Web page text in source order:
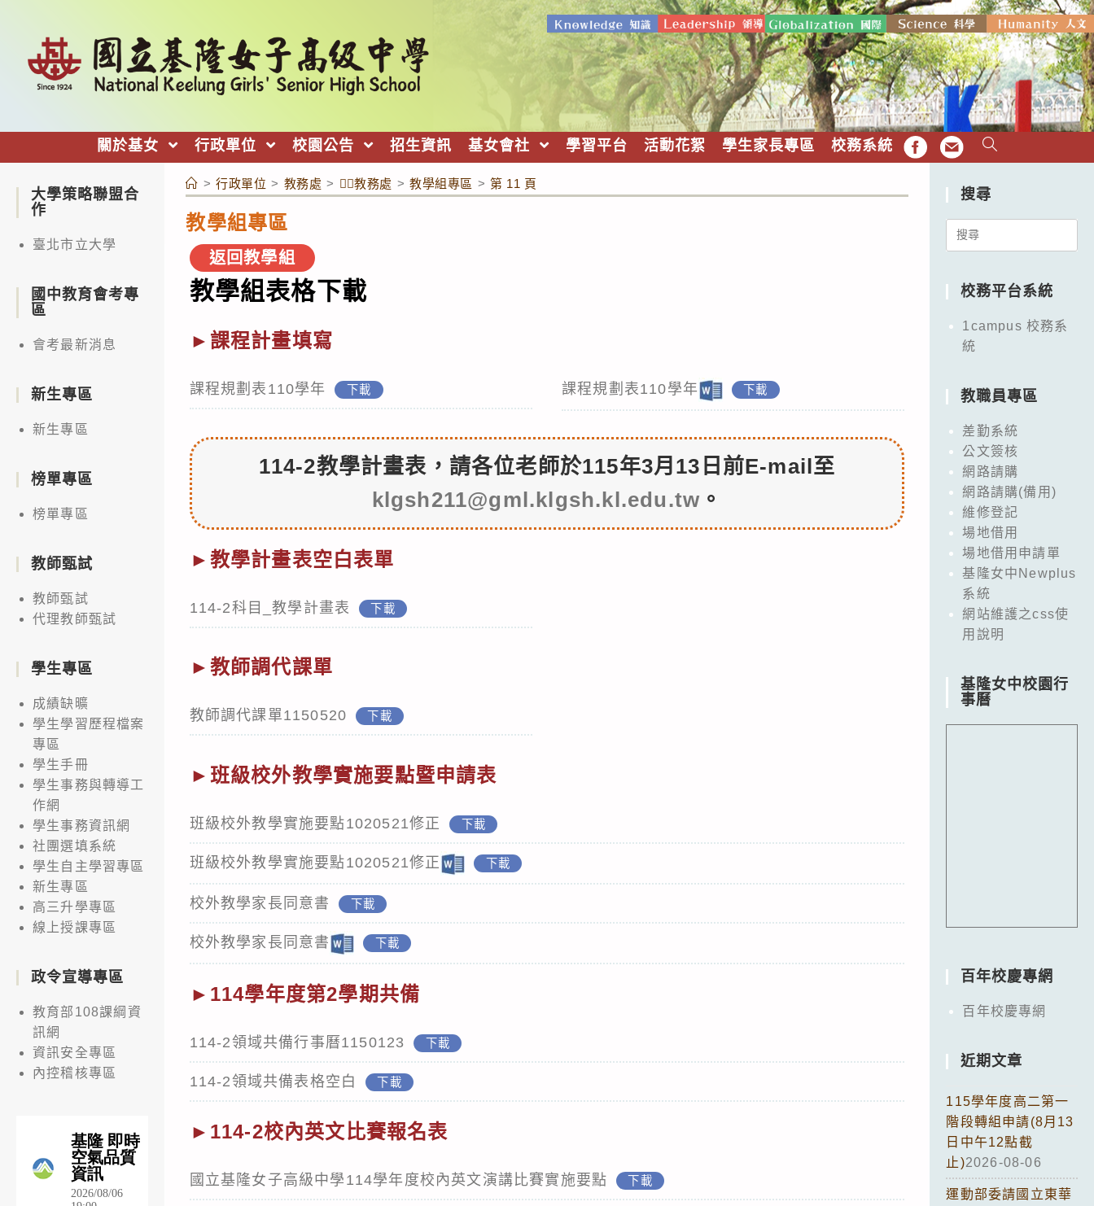
關於基女 行政單位 校園公告 招生資訊 基女會社 學習平台 活動花絮 學生家長專區 校務系統 FB EMAIL
教學組專區
> 行政單位 > 教務處 > 👉🏻教務處 > 教學組專區 > 第 11 頁
返回教學組
教學組表格下載
►課程計畫填寫
課程規劃表110學年 下載 課程規劃表110學年 下載
114-2教學計畫表，請各位老師於115年3月13日前E-mail至
klgsh211@gml.klgsh.kl.edu.tw 。
►教學計畫表空白表單
114-2科目_教學計畫表 下載
►教師調代課單
教師調代課單1150520 下載
►班級校外教學實施要點暨申請表
班級校外教學實施要點1020521修正 下載
班級校外教學實施要點1020521修正 下載
校外教學家長同意書 下載
校外教學家長同意書 下載
►114學年度第2學期共備
114-2領域共備行事曆1150123 下載
114-2領域共備表格空白 下載
►114-2校內英文比賽報名表
國立基隆女子高級中學114學年度校內英文演講比賽實施要點 下載
大學策略聯盟合
作
臺北市立大學
國中教育會考專
區
會考最新消息
新生專區
新生專區
榜單專區
榜單專區
教師甄試
教師甄試
代理教師甄試
學生專區
成績缺曠
學生學習歷程檔案
專區
學生手冊
學生事務與轉導工
作網
學生事務資訊網
社團選填系統
學生自主學習專區
新生專區
高三升學專區
線上授課專區
政令宣導專區
教育部108課綱資
訊網
資訊安全專區
內控稽核專區
搜尋
Search
校務平台系統
1campus 校務系
統
教職員專區
差勤系統
公文簽核
網路請購
網路請購(備用)
維修登記
場地借用
場地借用申請單
基隆女中Newplus
系統
網站維護之css使
用說明
基隆女中校園行
事曆
百年校慶專網
百年校慶專網
近期文章
115學年度高二第一
階段轉組申請(8月13
日中午12點截
止)2026-08-06
運動部委請國立東華